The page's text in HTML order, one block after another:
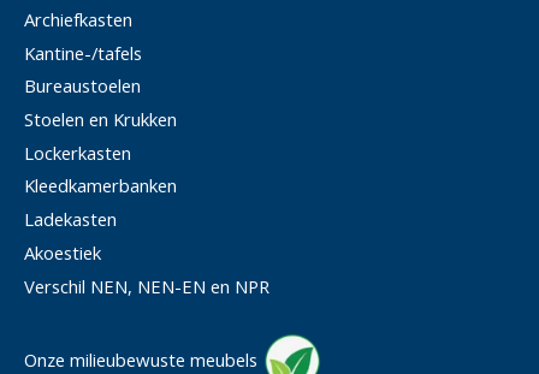
Archiefkasten
Kantine-/tafels
Bureaustoelen
Stoelen en Krukken
Lockerkasten
Kleedkamerbanken
Ladekasten
Akoestiek
Verschil NEN, NEN-EN en NPR
Onze milieubewuste meubels